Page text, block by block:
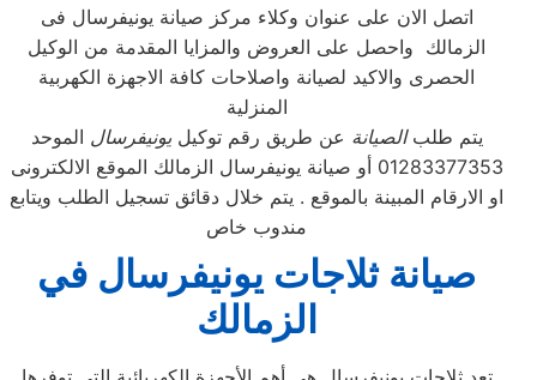
اتصل الان على عنوان وكلاء مركز صيانة يونيفرسال فى
الزمالك واحصل على العروض والمزايا المقدمة من الوكيل
الحصرى والاكيد لصيانة واصلاحات كافة الاجهزة الكهربية
المنزلية
يتم طلبالصيانة عن طريق رقم توكيليونيفرسال الموحد
01283377353 أو صيانة يونيفرسال الزمالك الموقع الالكترونى
او الارقام المبينة بالموقع . يتم خلال دقائق تسجيل الطلب ويتابع
مندوب خاص
صيانة ثلاجات يونيفرسال في
الزمالك